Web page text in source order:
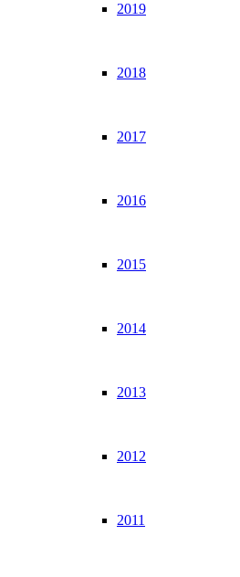
2019
2018
2017
2016
2015
2014
2013
2012
2011